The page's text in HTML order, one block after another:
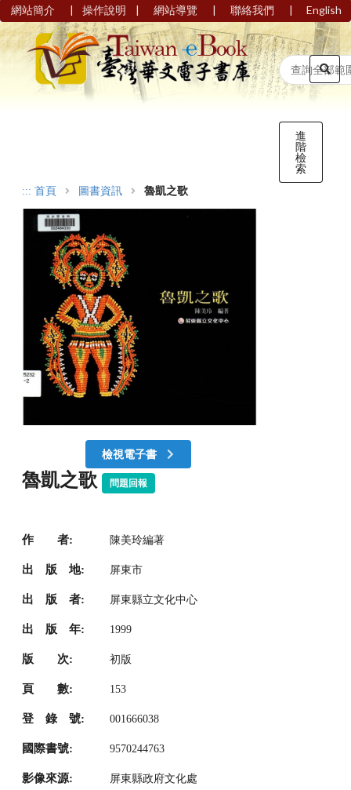
網站簡介 | 操作說明 | 網站導覽 | 聯絡我們 | English
進
階
檢
索
::: 首頁 圖書資訊 魯凱之歌
檢視電子書
魯凱之歌 問題回報
作 者: 陳美玲編著
出 版 地: 屏東市
出 版 者: 屏東縣立文化中心
出 版 年: 1999
版 次: 初版
頁 數: 153
登 錄 號: 001666038
國際書號: 9570244763
影像來源: 屏東縣政府文化處